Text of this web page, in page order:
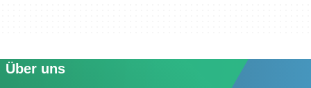
Über uns